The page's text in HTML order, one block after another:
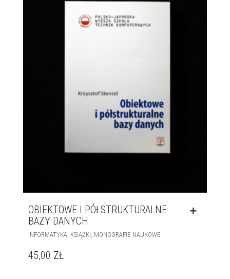
OBIEKTOWE I PÓŁSTRUKTURALNE
BAZY DANYCH
INFORMATYKA KSIĄŻKI MONOGRAFIE NAUKOWE
45,00 ZŁ